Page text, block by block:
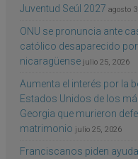
Juventud Seúl 2027 agosto
ONU se pronuncia ante
católico desaparecido
nicaragüense julio 25, 2026
Aumenta el interés por la
Estados Unidos de los
Georgia que murieron
matrimonio julio 25, 2026
Franciscanos piden